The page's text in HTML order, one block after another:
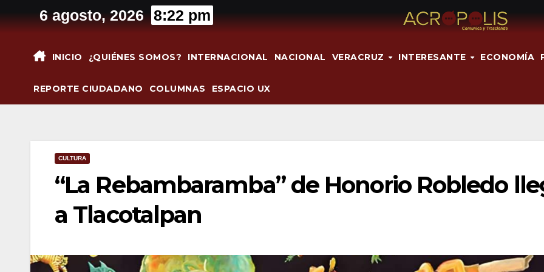
al
6 agosto, 2026 8:22 pm
INICIO ¿QUIÉNES SOMOS? INTERNACIONAL NACIONAL VERACRUZ INTERESANTE ECONOMÍA
REPORTE CIUDADANO COLUMNAS ESPACIO UX
CULTURA
“La Rebambaramba” de Honorio Robledo
a Tlacotalpan